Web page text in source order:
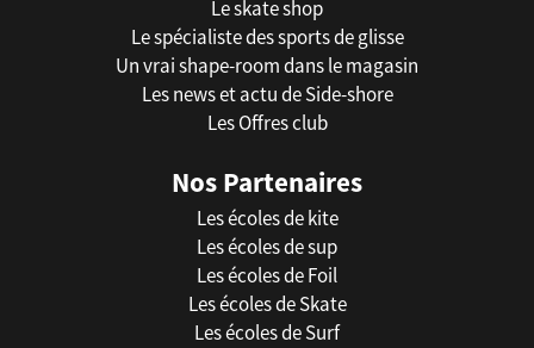
Le skate shop
Le spécialiste des sports de glisse
Un vrai shape-room dans le magasin
Les news et actu de Side-shore
Les Offres club
Nos Partenaires
Les écoles de kite
Les écoles de sup
Les écoles de Foil
Les écoles de Skate
Les écoles de Surf